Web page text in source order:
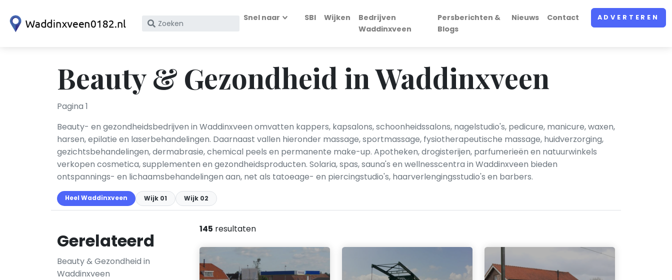
Zoek
KvK
nummer
Snel naar SBI Wijken
Bedrijven
Waddinxveen
Persberichten &
Blogs
Nieuws Contact ADVERTEREN
Beauty & Gezondheid in Waddinxveen
Pagina 1
Beauty- en gezondheidsbedrijven in Waddinxveen omvatten kappers, kapsalons, schoonheidssalons, nagelstudio's, pedicure, manicure, waxen,
harsen, epilatie en laserbehandelingen. Daarnaast vallen hieronder massage, sportmassage, fysiotherapeutische massage, huidverzorging,
gezichtsbehandelingen, dermabrasie, chemical peels en permanente make-up. Apotheken, drogisterijen, parfumerieën en natuurwinkels
verkopen cosmetica, supplementen en gezondheidsproducten. Solaria, spas, sauna's en wellness­centra in Waddinxveen bieden
ontspannings- en lichaamsbehandelingen aan, net als tatoeage- en piercingstudio's, haarverlengingsstudio's en barbers.
Heel Waddinxveen Wijk 01 Wijk 02
Gerelateerd
Beauty & Gezondheid in
Waddinxveen
145 resultaten